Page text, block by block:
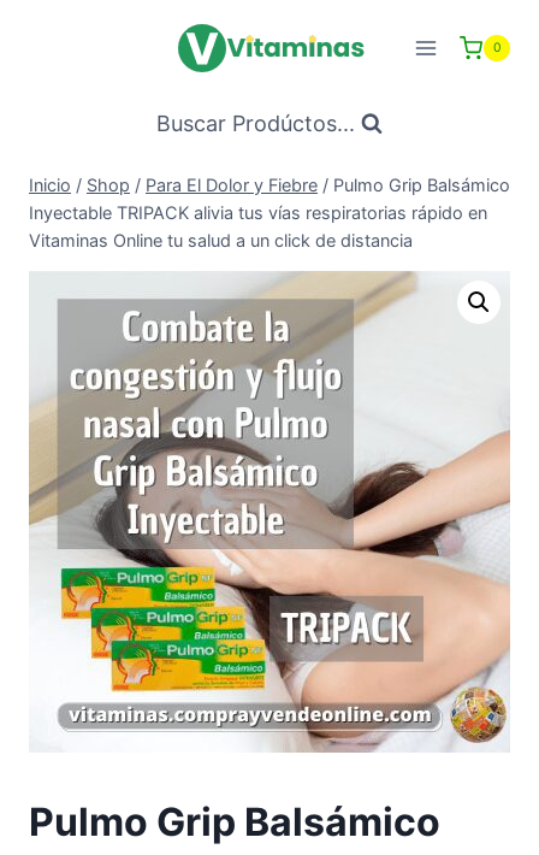
0
Buscar Prodúctos...
Inicio / Shop / Para El Dolor y Fiebre / Pulmo Grip Balsámico
Inyectable TRIPACK alivia tus vías respiratorias rápido en
Vitaminas Online tu salud a un click de distancia
Pulmo Grip Balsámico